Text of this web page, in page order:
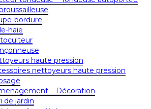
bordure
haie
haute pression
nettoyeurs haute pression
– Décoration
de jardin